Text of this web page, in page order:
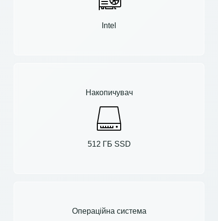
Intel
Накопичувач
512 ГБ SSD
Операційна система